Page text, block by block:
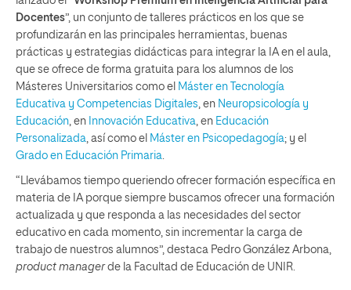
Docentes”, un conjunto de talleres prácticos en los que se
profundizarán en las principales herramientas, buenas
prácticas y estrategias didácticas para integrar la IA en el aula,
que se ofrece de forma gratuita para los alumnos de los
Másteres Universitarios como el Máster en Tecnología
Educativa y Competencias Digitales , en Neuropsicología y
Educación , en Innovación Educativa , en Educación
Personalizada , así como el Máster en Psicopedagogía; y el
Grado en Educación Primaria
“Llevábamos tiempo queriendo ofrecer formación específica en
materia de IA porque siempre buscamos ofrecer una formación
actualizada y que responda a las necesidades del sector
educativo en cada momento, sin incrementar la carga de
trabajo de nuestros alumnos”, destaca Pedro González Arbona,
product managerde la Facultad de Educación de UNIR.